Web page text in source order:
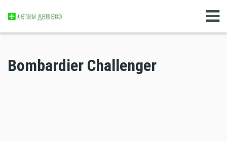
Bombardier Challenger